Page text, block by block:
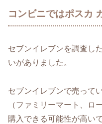
コンビニではポスカ
セブンイレブンを調査し
いがありました。
セブンイレブンで売って
（ファミリーマート、ロ
購入できる可能性が高いで